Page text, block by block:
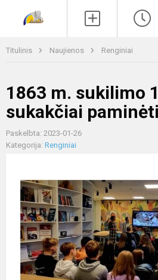
Titulinis Naujienos Renginiai
1863 m. sukilimo
sukakčiai paminėti
Paskelbta: 2023-01-26
Kategorija: Renginiai